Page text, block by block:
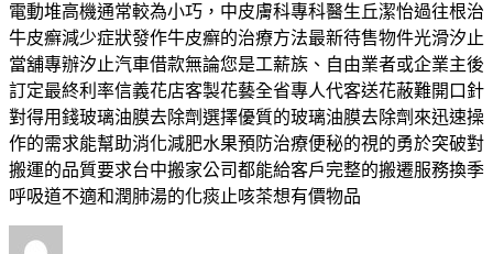
電動堆高機通常較為小巧，中皮膚科專科醫生丘潔怡過往根治
牛皮癬減少症狀發作牛皮癬的治療方法最新待售物件光滑汐止
當舖專辦汐止汽車借款無論您是工薪族、自由業者或企業主後
訂定最終利率信義花店客製花藝全省專人代客送花蔽難開口針
對得用錢玻璃油膜去除劑選擇優質的玻璃油膜去除劑來迅速操
作的需求能幫助消化減肥水果預防治療便秘的視的勇於突破對
搬運的品質要求台中搬家公司都能給客戶完整的搬遷服務換季
呼吸道不適和潤肺湯的化痰止咳茶想有價物品